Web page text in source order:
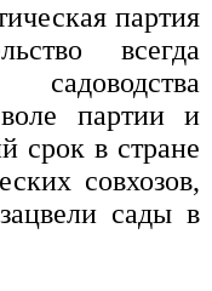
партия
всегда
партии и
срок в стране
совхозов,
сады в